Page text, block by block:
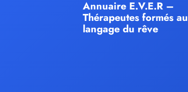
Annuaire E.V.E.R –
Thérapeutes formés au
langage du rêve